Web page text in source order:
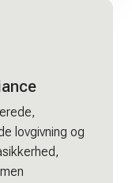
lovgivning og